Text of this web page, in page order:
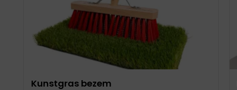
Kunstgras bezem